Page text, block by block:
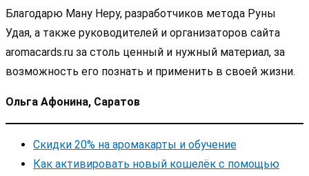
Благодарю Ману Неру, разработчиков метода Руны
Удая, а также руководителей и организаторов сайта
aromacards.ru за столь ценный и нужный материал, за
возможность его познать и применить в своей жизни.
Ольга Афонина, Саратов
Скидки 20% на аромакарты и обучение
Как активировать новый кошелёк с помощью